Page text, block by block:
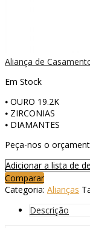
Aliança de
Em Stock
⦁ OURO 19.2K
⦁ ZIRCONIAS
⦁ DIAMANTES
Peça-nos o
Adicionar a lista de
Comparar
Categoria: Alianças
Descrição